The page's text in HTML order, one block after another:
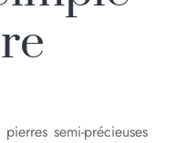
semi-précieuses